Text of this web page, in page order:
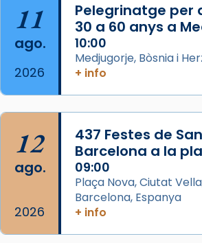
Patró de Galícia, després de
musulmanes fou venerat
Regnes castellans i més tard
Espanya.
View on Facebook · Share
11
ago.
2026
Pelegrinatge per
30 a 60 anys a
10:00
Medjugorje, Bòsnia i
+ info
12
ago.
2026
437 Festes de
Barcelona a la
09:00
Plaça Nova, Ciutat
Barcelona, Espanya
+ info